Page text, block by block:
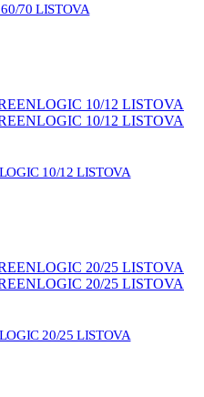
70 LISTOVA
10/12 LISTOVA
20/25 LISTOVA